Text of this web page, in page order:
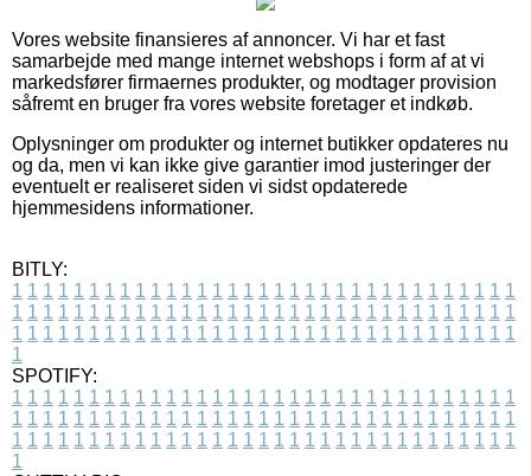
Vores website finansieres af annoncer. Vi har et fast
samarbejde med mange internet webshops i form af at vi
markedsfører firmaernes produkter, og modtager provision
såfremt en bruger fra vores website foretager et indkøb.
Oplysninger om produkter og internet butikker opdateres nu
og da, men vi kan ikke give garantier imod justeringer der
eventuelt er realiseret siden vi sidst opdaterede
hjemmesidens informationer.
BITLY:
1 1 1 1 1 1 1 1 1 1 1 1 1 1 1 1 1 1 1 1 1 1 1 1 1 1 1 1 1 1 1 1 1
1 1 1 1 1 1 1 1 1 1 1 1 1 1 1 1 1 1 1 1 1 1 1 1 1 1 1 1 1 1 1 1 1
1 1 1 1 1 1 1 1 1 1 1 1 1 1 1 1 1 1 1 1 1 1 1 1 1 1 1 1 1 1 1 1 1
1
SPOTIFY:
1 1 1 1 1 1 1 1 1 1 1 1 1 1 1 1 1 1 1 1 1 1 1 1 1 1 1 1 1 1 1 1 1
1 1 1 1 1 1 1 1 1 1 1 1 1 1 1 1 1 1 1 1 1 1 1 1 1 1 1 1 1 1 1 1 1
1 1 1 1 1 1 1 1 1 1 1 1 1 1 1 1 1 1 1 1 1 1 1 1 1 1 1 1 1 1 1 1 1
1